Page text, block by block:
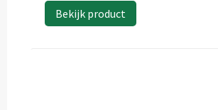
Bekijk product